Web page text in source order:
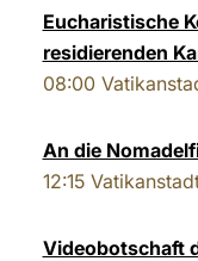
Eucharistische
residierenden
08:00
An die
12:15
Videobotschaft